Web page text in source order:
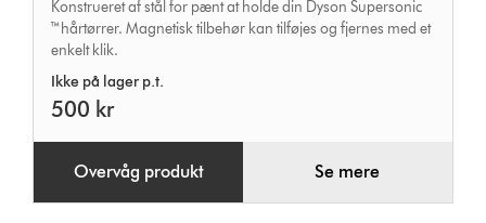
Konstrueret af stål for pænt at holde din Dyson Supersonic
™hårtørrer. Magnetisk tilbehør kan tilføjes og fjernes med et
enkelt klik.
Ikke på lager p.t.
500 kr
Overvåg produkt Se mere